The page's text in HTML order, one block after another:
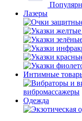
Лазеры
Интимные
вибромассажеры
Одежда